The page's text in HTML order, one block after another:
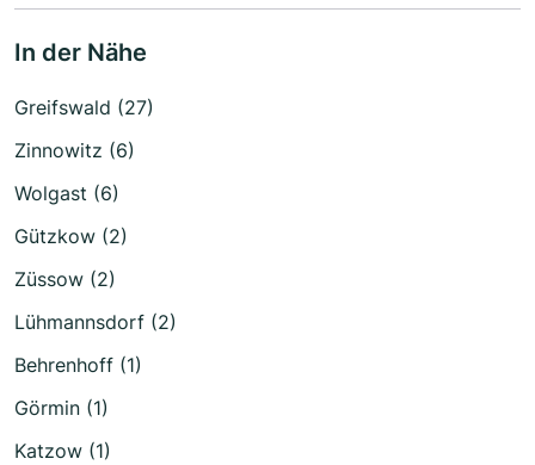
In der Nähe
Greifswald (27)
Zinnowitz (6)
Wolgast (6)
Gützkow (2)
Züssow (2)
Lühmannsdorf (2)
Behrenhoff (1)
Görmin (1)
Katzow (1)